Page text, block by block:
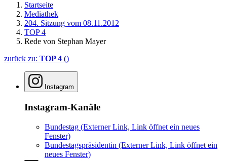
Startseite
Mediathek
204. Sitzung vom 08.11.2012
TOP 4
Rede von Stephan Mayer
zurück zu: TOP 4 ()
Instagram
Instagram-Kanäle
Bundestag (Externer Link, Link öffnet ein neues
Fenster)
Bundestagspräsidentin (Externer Link, Link öffnet ein
neues Fenster)